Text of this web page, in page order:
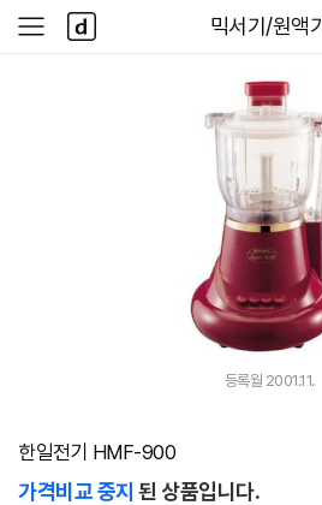
다나와
믹서기/원액기
사
이
다
나
와
등록월 2001.11.
한일전기 HMF-900
가격비교 중지 된 상품입니다.